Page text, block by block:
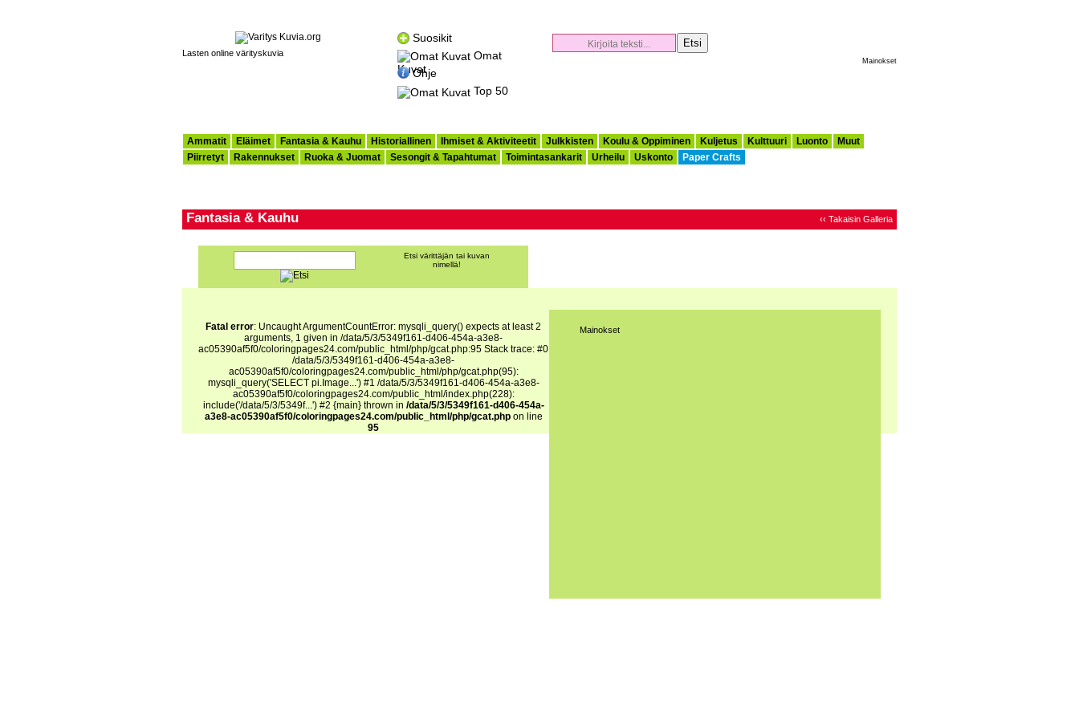
Lasten online värityskuvia
Suosikit
Omat
KuvatOhje
Top 50
Mainokset
Ammatit Eläimet Fantasia & Kauhu Historiallinen Ihmiset & Aktiviteetit Julkkisten Koulu & Oppiminen Kuljetus Kulttuuri Luonto
Muut
Piirretyt
Rakennukset Ruoka & Juomat Sesongit & Tapahtumat Toimintasankarit Urheilu Uskonto Paper Crafts
Fantasia & Kauhu ‹‹ Takaisin Galleria
Etsi värittäjän tai kuvan
nimellä!
Mainokset
Fatal error: Uncaught ArgumentCountError: mysqli_query() expects at least 2
arguments, 1 given in /data/5/3/5349f161-d406-454a-a3e8-
ac05390af5f0/coloringpages24.com/public_html/php/gcat.php:95 Stack trace: #0
/data/5/3/5349f161-d406-454a-a3e8-
ac05390af5f0/coloringpages24.com/public_html/php/gcat.php(95):
mysqli_query('SELECT pi.Image...') #1 /data/5/3/5349f161-d406-454a-a3e8-
ac05390af5f0/coloringpages24.com/public_html/index.php(228):
include('/data/5/3/5349f...') #2 {main} thrown in /data/5/3/5349f161-d406-454a-
a3e8-ac05390af5f0/coloringpages24.com/public_html/php/gcat.phpon line
95